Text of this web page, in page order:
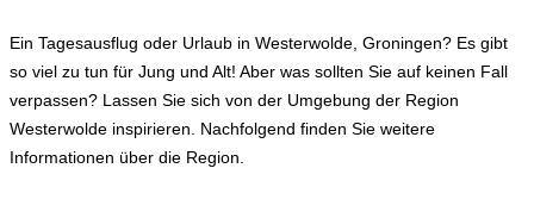
Ein Tagesausflug oder Urlaub in Westerwolde, Groningen? Es gibt
so viel zu tun für Jung und Alt! Aber was sollten Sie auf keinen Fall
verpassen? Lassen Sie sich von der Umgebung der Region
Westerwolde inspirieren. Nachfolgend finden Sie weitere
Informationen über die Region.